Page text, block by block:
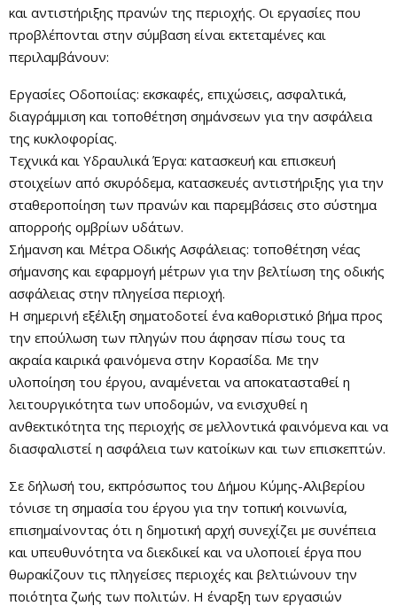
και αντιστήριξης πρανών της περιοχής. Οι εργασίες που
προβλέπονται στην σύμβαση είναι εκτεταμένες και
περιλαμβάνουν:
Εργασίες Οδοποιίας: εκσκαφές, επιχώσεις, ασφαλτικά,
διαγράμμιση και τοποθέτηση σημάνσεων για την ασφάλεια
της κυκλοφορίας.
Τεχνικά και Υδραυλικά Έργα: κατασκευή και επισκευή
στοιχείων από σκυρόδεμα, κατασκευές αντιστήριξης για την
σταθεροποίηση των πρανών και παρεμβάσεις στο σύστημα
απορροής ομβρίων υδάτων.
Σήμανση και Μέτρα Οδικής Ασφάλειας: τοποθέτηση νέας
σήμανσης και εφαρμογή μέτρων για την βελτίωση της οδικής
ασφάλειας στην πληγείσα περιοχή.
Η σημερινή εξέλιξη σηματοδοτεί ένα καθοριστικό βήμα προς
την επούλωση των πληγών που άφησαν πίσω τους τα
ακραία καιρικά φαινόμενα στην Κορασίδα. Με την
υλοποίηση του έργου, αναμένεται να αποκατασταθεί η
λειτουργικότητα των υποδομών, να ενισχυθεί η
ανθεκτικότητα της περιοχής σε μελλοντικά φαινόμενα και να
διασφαλιστεί η ασφάλεια των κατοίκων και των επισκεπτών.
Σε δήλωσή του, εκπρόσωπος του Δήμου Κύμης-Αλιβερίου
τόνισε τη σημασία του έργου για την τοπική κοινωνία,
επισημαίνοντας ότι η δημοτική αρχή συνεχίζει με συνέπεια
και υπευθυνότητα να διεκδικεί και να υλοποιεί έργα που
θωρακίζουν τις πληγείσες περιοχές και βελτιώνουν την
ποιότητα ζωής των πολιτών. Η έναρξη των εργασιών